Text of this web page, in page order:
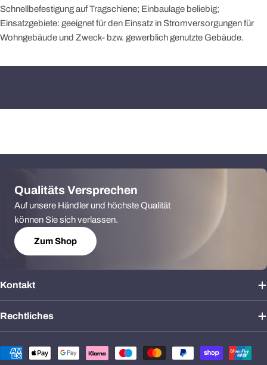
Schnellbefestigung auf Tragschiene; Einbaulage beliebig;
Einsatzgebiete: geeignet für den Einsatz in Stromversorgungen für
Wohngebäude und Zweck- bzw. gewerblich genutzte Gebäude.
Qualitäts Versprechen
Auf unsere Händler und höchste Qualität
können Sie sich verlassen.
Zum Shop
Kontakt
Rechtliches
Zahlungsmethoden